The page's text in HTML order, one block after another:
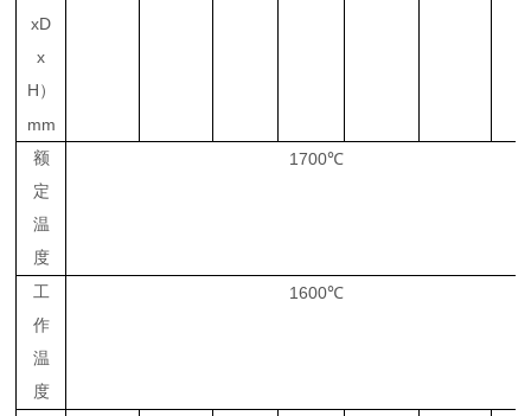
xD
x
H ）
mm
额
定
温
度
1700℃
工
作
温
度
1600℃